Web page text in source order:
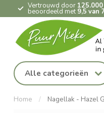
Vertrouwd door
beoordeeld met 9,5 van
Alle categorieën
Home / Nagellak - Hazel